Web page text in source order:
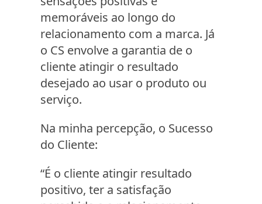
memoráveis ao longo do
relacionamento com a marca. Já
o CS envolve a garantia de o
cliente atingir o resultado
desejado ao usar o produto ou
serviço.
Na minha percepção, o Sucesso
do Cliente:
“É o cliente atingir resultado
positivo, ter a satisfação